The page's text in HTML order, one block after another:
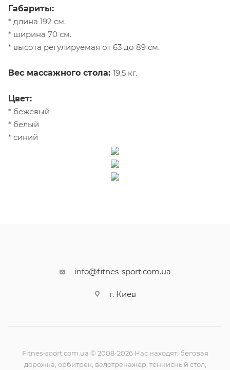
Габариты:
* длина 192 см.
* ширина 70 см.
* высота регулируемая от 63 до 89 см.
Вес массажного стола: 19,5 кг.
Цвет:
* бежевый
* белый
* синий
info@fitnes-sport.com.ua
г. Киев
Fitnes-sport.com.ua © 2008-2026 Нас находят: беговая
дорожка, орбитрек, велотренажер, теннисный стол,